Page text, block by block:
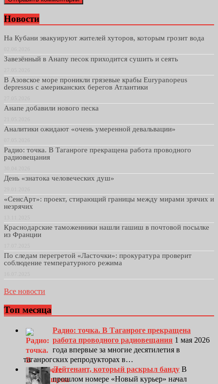
Новости
На Кубани эвакуируют жителей хуторов, которым грозит вода
Завезённый в Анапу песок приходится сушить и сеять
В Азовское море проникли грязевые крабы Eurypanopeus
depressus с американских берегов Атлантики
Анапе добавили нового песка
Аналитики ожидают «очень умеренной девальвации»
Радио: точка. В Таганроге прекращена работа проводного
радиовещания
День «знатока человеческих душ»
«СенсАрт»: проект, стирающий границы между мирами зрячих и
незрячих
Краснодарские таможенники нашли гашиш в почтовой посылке
из Франции
По следам перегретой «Ласточки»: прокуратура проверит
соблюдение температурного режима
Все новости
Топ месяца
Радио: точка. В Таганроге прекращена
работа проводного радиовещания 1 мая 2026
года впервые за многие десятилетия в
таганрогских репродукторах в…
Лейтенант, который раскрыл банду В
прошлом номере «Новый курьер» начал